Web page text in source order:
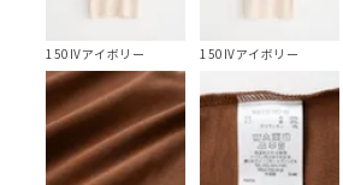
150IVアイボリー 150IVアイボリー